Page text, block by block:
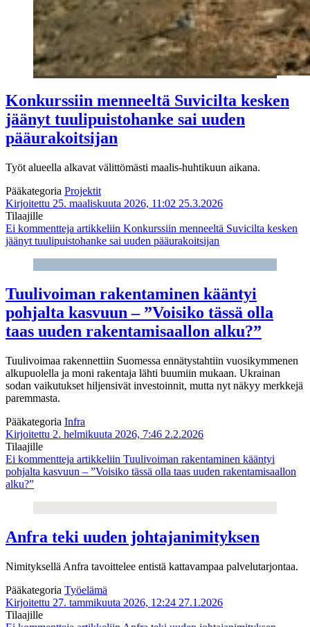
Konkurssiin menneeltä Suvicilta kesken
jäänyt tuulipuistohanke sai uuden
pääurakoitsijan
Työt alueella alkavat välittömästi maalis-huhtikuun aikana.
Pääkategoria Projektit
Kirjoitettu 25. maaliskuuta 2026, 11:02 25.3.2026
Tilaajille
Ei kommentteja artikkeliin Konkurssiin menneeltä Suvicilta kesken
jäänyt tuulipuistohanke sai uuden pääurakoitsijan
Tuulivoiman rakentaminen kääntyi
pohjalta kasvuun – ”Voisiko tässä olla
taas uuden rakentamisaallon alku?”
Tuulivoimaa rakennettiin Suomessa ennätystahtiin vuosikymmenen
alkupuolella ja moni rakentaja lähti buumiin mukaan. Ukrainan
sodan vaikutukset hiljensivät investoinnit, mutta nyt näkyy merkkejä
paremmasta.
Pääkategoria Infra
Kirjoitettu 2. helmikuuta 2026, 7:46 2.2.2026
Tilaajille
Ei kommentteja artikkeliin Tuulivoiman rakentaminen kääntyi
pohjalta kasvuun – ”Voisiko tässä olla taas uuden rakentamisaallon
alku?”
Anfra teki uuden johtajanimityksen
Nimityksellä Anfra tavoittelee entistä kattavampaa palvelutarjontaa.
Pääkategoria Työelämä
Kirjoitettu 27. tammikuuta 2026, 12:24 27.1.2026
Tilaajille